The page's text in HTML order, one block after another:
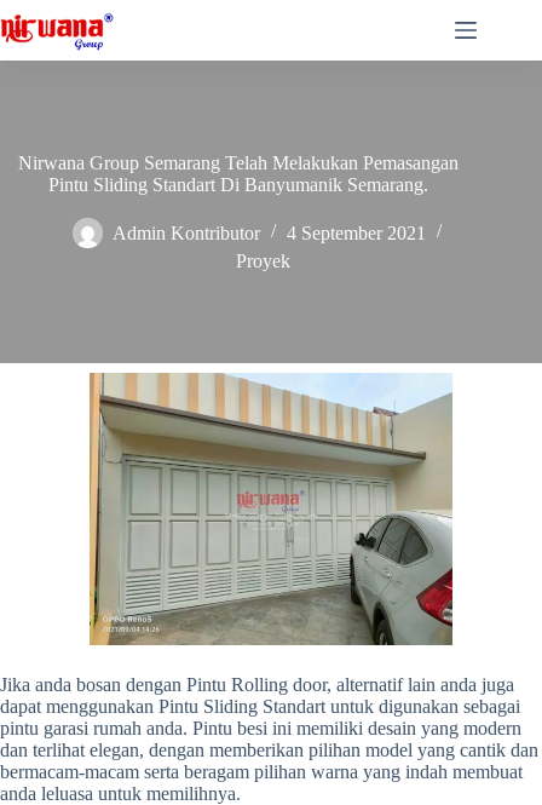
to
Nirwana Group Semarang Telah Melakukan Pemasangan
Pintu Sliding Standart Di Banyumanik Semarang.
Admin Kontributor
4 September 2021
Proyek
Jika anda bosan dengan Pintu Rolling door, alternatif lain anda juga
dapat menggunakan Pintu Sliding Standart untuk digunakan sebagai
pintu garasi rumah anda. Pintu besi ini memiliki desain yang modern
dan terlihat elegan, dengan memberikan pilihan model yang cantik dan
bermacam-macam serta beragam pilihan warna yang indah membuat
anda leluasa untuk memilihnya.